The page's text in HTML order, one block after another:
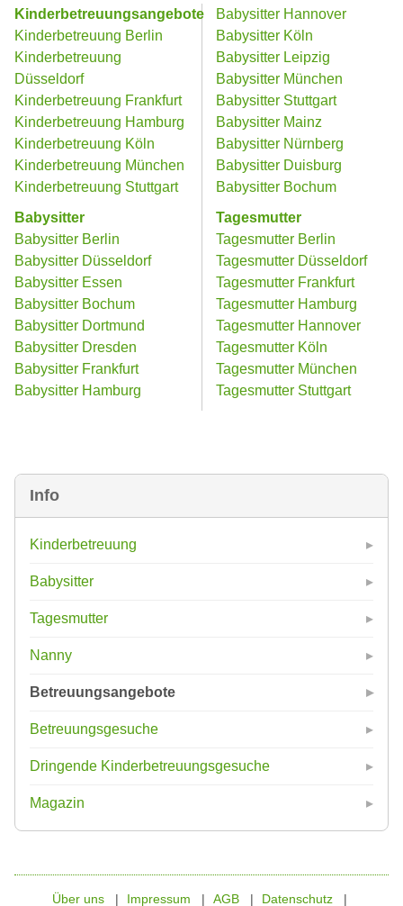
Info
Kinderbetreuung
Babysitter
Tagesmutter
Nanny
Betreuungsangebote
Betreuungsgesuche
Dringende Kinderbetreuungsgesuche
Magazin
Kinderbetreuungsangebote
Kinderbetreuung Berlin
Kinderbetreuung
Düsseldorf
Kinderbetreuung Frankfurt
Kinderbetreuung Hamburg
Kinderbetreuung Köln
Kinderbetreuung München
Kinderbetreuung Stuttgart
Babysitter
Babysitter Berlin
Babysitter Düsseldorf
Babysitter Essen
Babysitter Bochum
Babysitter Dortmund
Babysitter Dresden
Babysitter Frankfurt
Babysitter Hamburg
Babysitter Hannover
Babysitter Köln
Babysitter Leipzig
Babysitter München
Babysitter Stuttgart
Babysitter Mainz
Babysitter Nürnberg
Babysitter Duisburg
Babysitter Bochum
Tagesmutter
Tagesmutter Berlin
Tagesmutter Düsseldorf
Tagesmutter Frankfurt
Tagesmutter Hamburg
Tagesmutter Hannover
Tagesmutter Köln
Tagesmutter München
Tagesmutter Stuttgart
Über uns Impressum AGB Datenschutz